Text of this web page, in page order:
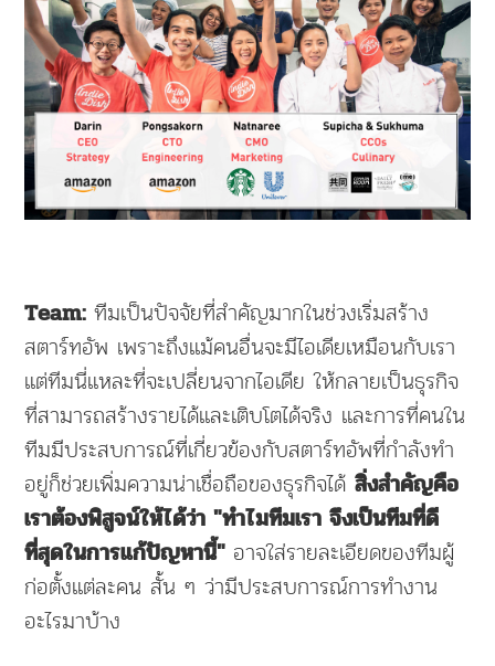
Team:ทีมเป็นปัจจัยที่สำคัญมากในช่วงเริ่มสร้าง
สตาร์ทอัพ เพราะถึงแม้คนอื่นจะมีไอเดียเหมือนกับเรา
แต่ทีมนี่แหละที่จะเปลี่ยนจากไอเดีย ให้กลายเป็นธุรกิจ
ที่สามารถสร้างรายได้และเติบโตได้จริง และการที่คนใน
ทีมมีประสบการณ์ที่เกี่ยวข้องกับสตาร์ทอัพที่กำลังทำ
อยู่ก็ช่วยเพิ่มความน่าเชื่อถือของธุรกิจได้สิ่งสำคัญคือ
เราต้องพิสูจน์ให้ได้ว่า "ทำไมทีมเรา จึงเป็นทีมที่ดี
ที่สุดในการแก้ปัญหานี้" อาจใส่รายละเอียดของทีมผู้
ก่อตั้งแต่ละคน สั้น ๆ ว่ามีประสบการณ์การทำงาน
อะไรมาบ้าง